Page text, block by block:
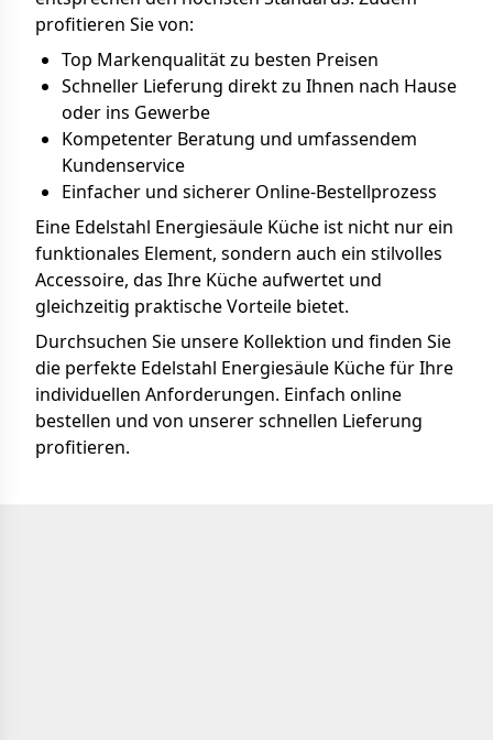
profitieren Sie von:
Top Markenqualität zu besten Preisen
Schneller Lieferung direkt zu Ihnen nach Hause
oder ins Gewerbe
Kompetenter Beratung und umfassendem
Kundenservice
Einfacher und sicherer Online-Bestellprozess
Eine Edelstahl Energiesäule Küche ist nicht nur ein
funktionales Element, sondern auch ein stilvolles
Accessoire, das Ihre Küche aufwertet und
gleichzeitig praktische Vorteile bietet.
Durchsuchen Sie unsere Kollektion und finden Sie
die perfekte Edelstahl Energiesäule Küche für Ihre
individuellen Anforderungen. Einfach online
bestellen und von unserer schnellen Lieferung
profitieren.